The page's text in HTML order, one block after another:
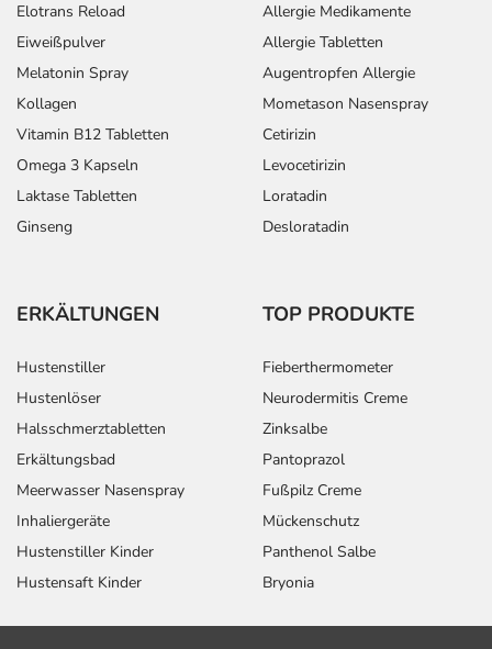
Elotrans Reload
Eiweißpulver
Melatonin Spray
Kollagen
Vitamin B12 Tabletten
Omega 3 Kapseln
Laktase Tabletten
Ginseng
Allergie Medikamente
Allergie Tabletten
Augentropfen Allergie
Mometason Nasenspray
Cetirizin
Levocetirizin
Loratadin
Desloratadin
ERKÄLTUNGEN
Hustenstiller
Hustenlöser
Halsschmerztabletten
Erkältungsbad
Meerwasser Nasenspray
Inhaliergeräte
Hustenstiller Kinder
Hustensaft Kinder
TOP PRODUKTE
Fieberthermometer
Neurodermitis Creme
Zinksalbe
Pantoprazol
Fußpilz Creme
Mückenschutz
Panthenol Salbe
Bryonia